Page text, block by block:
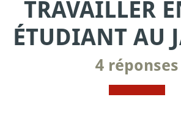
TRAVAILLER
ÉTUDIANT AU
4 réponses